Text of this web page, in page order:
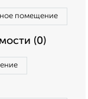
помещение
(0)